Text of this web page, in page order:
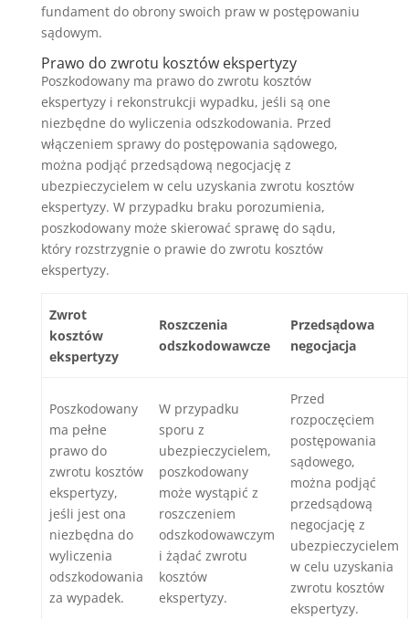
fundament do obrony swoich praw w postępowaniu
sądowym.
Prawo do zwrotu kosztów ekspertyzy
Poszkodowany ma prawo do zwrotu kosztów
ekspertyzy i rekonstrukcji wypadku, jeśli są one
niezbędne do wyliczenia odszkodowania. Przed
włączeniem sprawy do postępowania sądowego,
można podjąć przedsądową negocjację z
ubezpieczycielem w celu uzyskania zwrotu kosztów
ekspertyzy. W przypadku braku porozumienia,
poszkodowany może skierować sprawę do sądu,
który rozstrzygnie o prawie do zwrotu kosztów
ekspertyzy.
Zwrot
kosztów
ekspertyzy
Roszczenia
odszkodowawcze
Przedsądowa
negocjacja
Poszkodowany
ma pełne
prawo do
zwrotu kosztów
ekspertyzy,
jeśli jest ona
niezbędna do
wyliczenia
odszkodowania
za wypadek.
W przypadku
sporu z
ubezpieczycielem,
poszkodowany
może wystąpić z
roszczeniem
odszkodowawczym
i żądać zwrotu
kosztów
ekspertyzy.
Przed
rozpoczęciem
postępowania
sądowego,
można podjąć
przedsądową
negocjację z
ubezpieczycielem
w celu uzyskania
zwrotu kosztów
ekspertyzy.